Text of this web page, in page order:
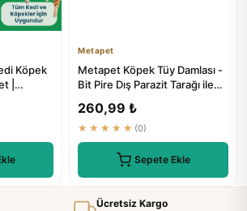
Köpek
|
Metapet
Metapet Köpek Tüy Damlası -
Bit Pire Dış Parazit Tarağı ile
260,99 ₺
★★★★★ (0)
Sepete Ekle
Ücretsiz Kargo